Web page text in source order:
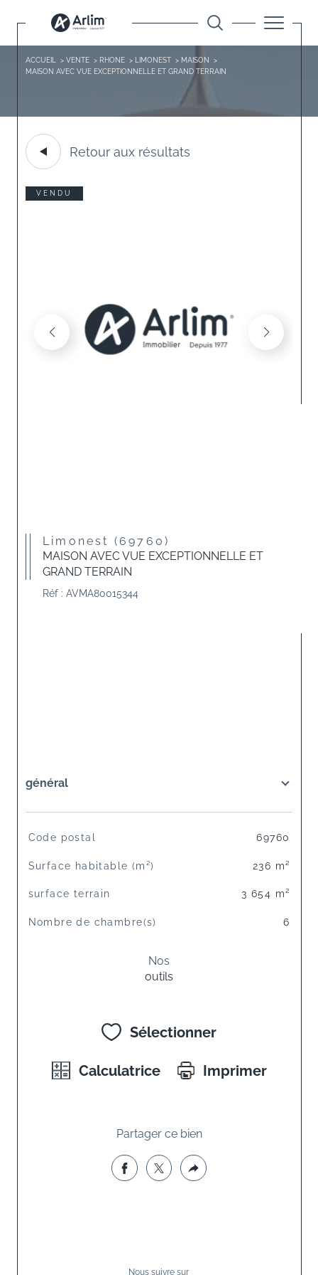
ACCUEIL VENTE RHONE LIMONEST
MAISON
MAISON AVEC VUE EXCEPTIONNELLE ET GRAND TERRAIN
Retour aux résultats
VENDU
Limonest (69760)
MAISON AVEC VUE EXCEPTIONNELLE ET
GRAND TERRAIN
Réf : AVMA80015344
général
TRAD_SIROCCO_Caracteristique
Code postal 69760
Surface habitable (m²) 236 m²
surface terrain 3 654 m²
Nombre de chambre(s) 6
Nos
outils
Sélectionner
Calculatrice Imprimer
Partager ce bien
Nous suivre sur